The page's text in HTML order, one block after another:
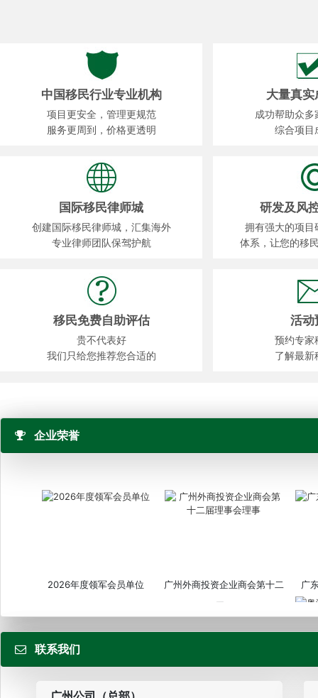
中国移民行业专业机构
项目更安全，管理更规范
服务更周到，价格更透明
大量真实
成功帮助众多
综合项目
国际移民律师城
创建国际移民律师城，汇集海外
专业律师团队保驾护航
研发及风
拥有强大的项目
体系，让您的移
移民免费自助评估
贵不代表好
我们只给您推荐您合适的
活动
预约专家
了解最新
企业荣誉
2026年度领军会员单位
广州外商投资企业商会第十二
届...
广
联系我们